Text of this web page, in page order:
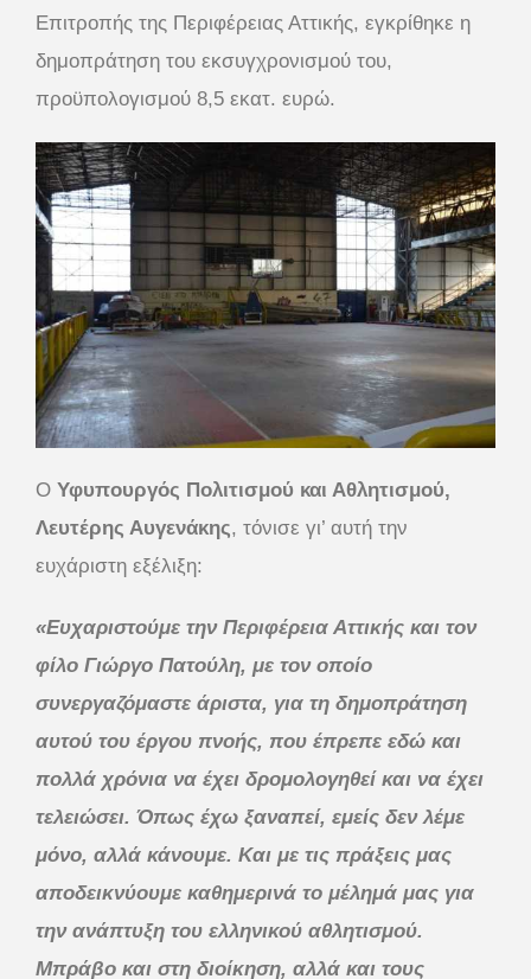
Επιτροπής της Περιφέρειας Αττικής, εγκρίθηκε η
δημοπράτηση του εκσυγχρονισμού του,
προϋπολογισμού 8,5 εκατ. ευρώ.
Ο Υφυπουργός Πολιτισμού και Αθλητισμού,
Λευτέρης Αυγενάκης, τόνισε γι’ αυτή την
ευχάριστη εξέλιξη:
«Ευχαριστούμε την Περιφέρεια Αττικής και τον
φίλο Γιώργο Πατούλη, με τον οποίο
συνεργαζόμαστε άριστα, για τη δημοπράτηση
αυτού του έργου πνοής, που έπρεπε εδώ και
πολλά χρόνια να έχει δρομολογηθεί και να έχει
τελειώσει. Όπως έχω ξαναπεί, εμείς δεν λέμε
μόνο, αλλά κάνουμε. Και με τις πράξεις μας
αποδεικνύουμε καθημερινά το μέλημά μας για
την ανάπτυξη του ελληνικού αθλητισμού.
Μπράβο και στη διοίκηση, αλλά και τους